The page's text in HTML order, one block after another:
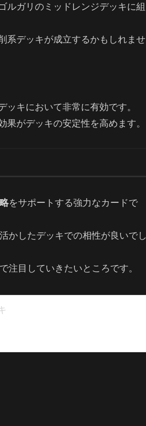
ルガリのミッドレンジデッキに組
系デッキが成立するかもしれませ
キにおいて非常に有効です。
がデッキの安定性を高めます。
をサポートする強力なカードで
かしたデッキでの相性が良いでし
注目していきたいところです。